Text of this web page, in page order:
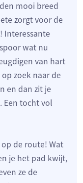
mooi breed
zorgt voor de
Interessante
wat nu
van hart
zoek naar de
en dan zit je
Een tocht vol
de route! Wat
je het pad kwijt,
ze de